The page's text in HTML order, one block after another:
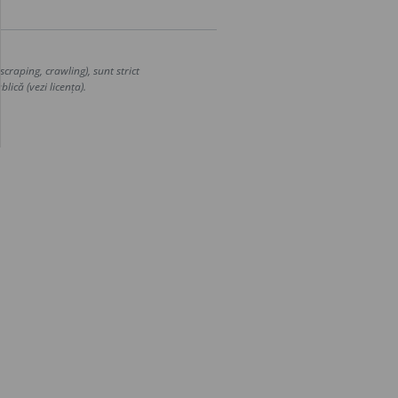
crawling), sunt strict
(vezi licența).